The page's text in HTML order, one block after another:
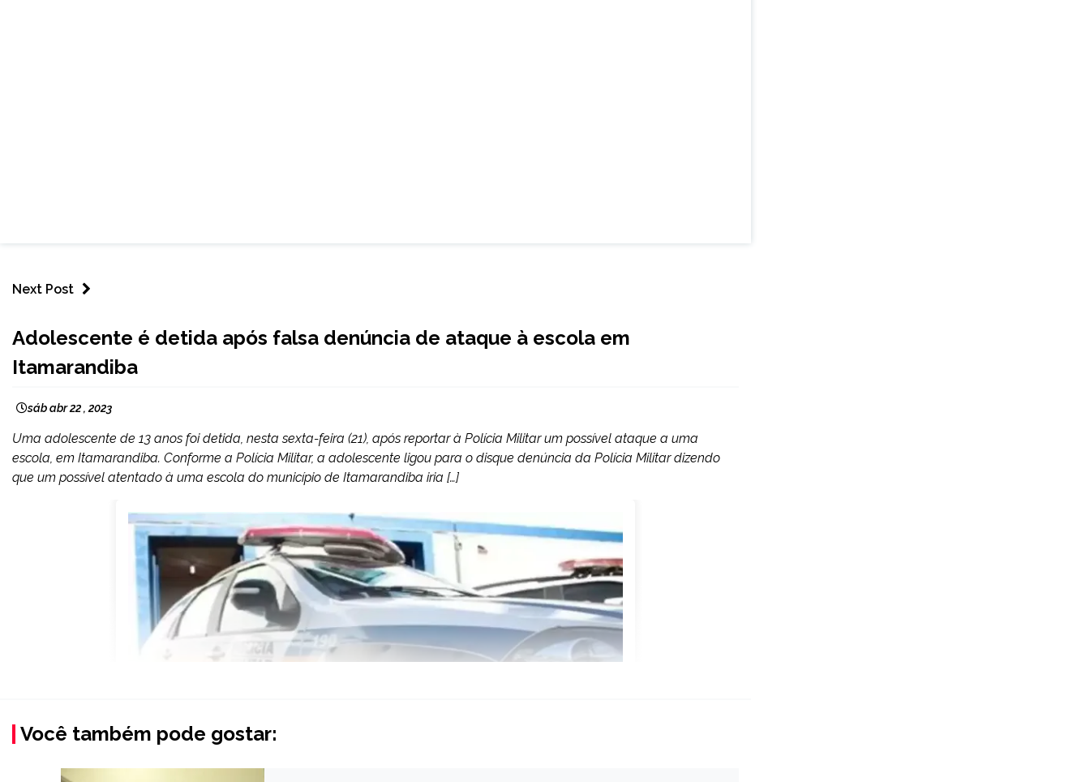
Next Post
MINAS
GERAIS
Adolescente é detida após falsa denúncia de ataque à escola em
Itamarandiba
sáb abr 22 , 2023
Uma adolescente de 13 anos foi detida, nesta sexta-feira (21), após reportar à Polícia Militar um possível ataque a uma
escola, em Itamarandiba. Conforme a Polícia Militar, a adolescente ligou para o disque denúncia da Polícia Militar dizendo
que um possível atentado à uma escola do município de Itamarandiba iria […]
Você também pode gostar: